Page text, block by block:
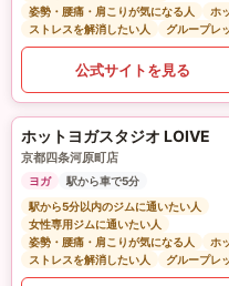
姿勢・腰痛・肩こりが気になる人
ホ
ストレスを解消したい人
グループレ
公式サイトを見る
ホットヨガスタジオ LOIVE
京都四条河原町店
ヨガ
駅から車で5分
駅から5分以内のジムに通いたい人
女性専用ジムに通いたい人
姿勢・腰痛・肩こりが気になる人
ホ
ストレスを解消したい人
グループレ